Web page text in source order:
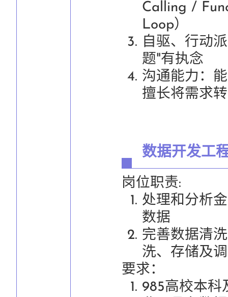
Calling /
Loop）
自驱、行动
题"有执念
沟通能力：
擅长将需求
数据开发工
岗位职责:
处理和分析
数据
完善数据清
洗、存储及
要求：
985高校本科